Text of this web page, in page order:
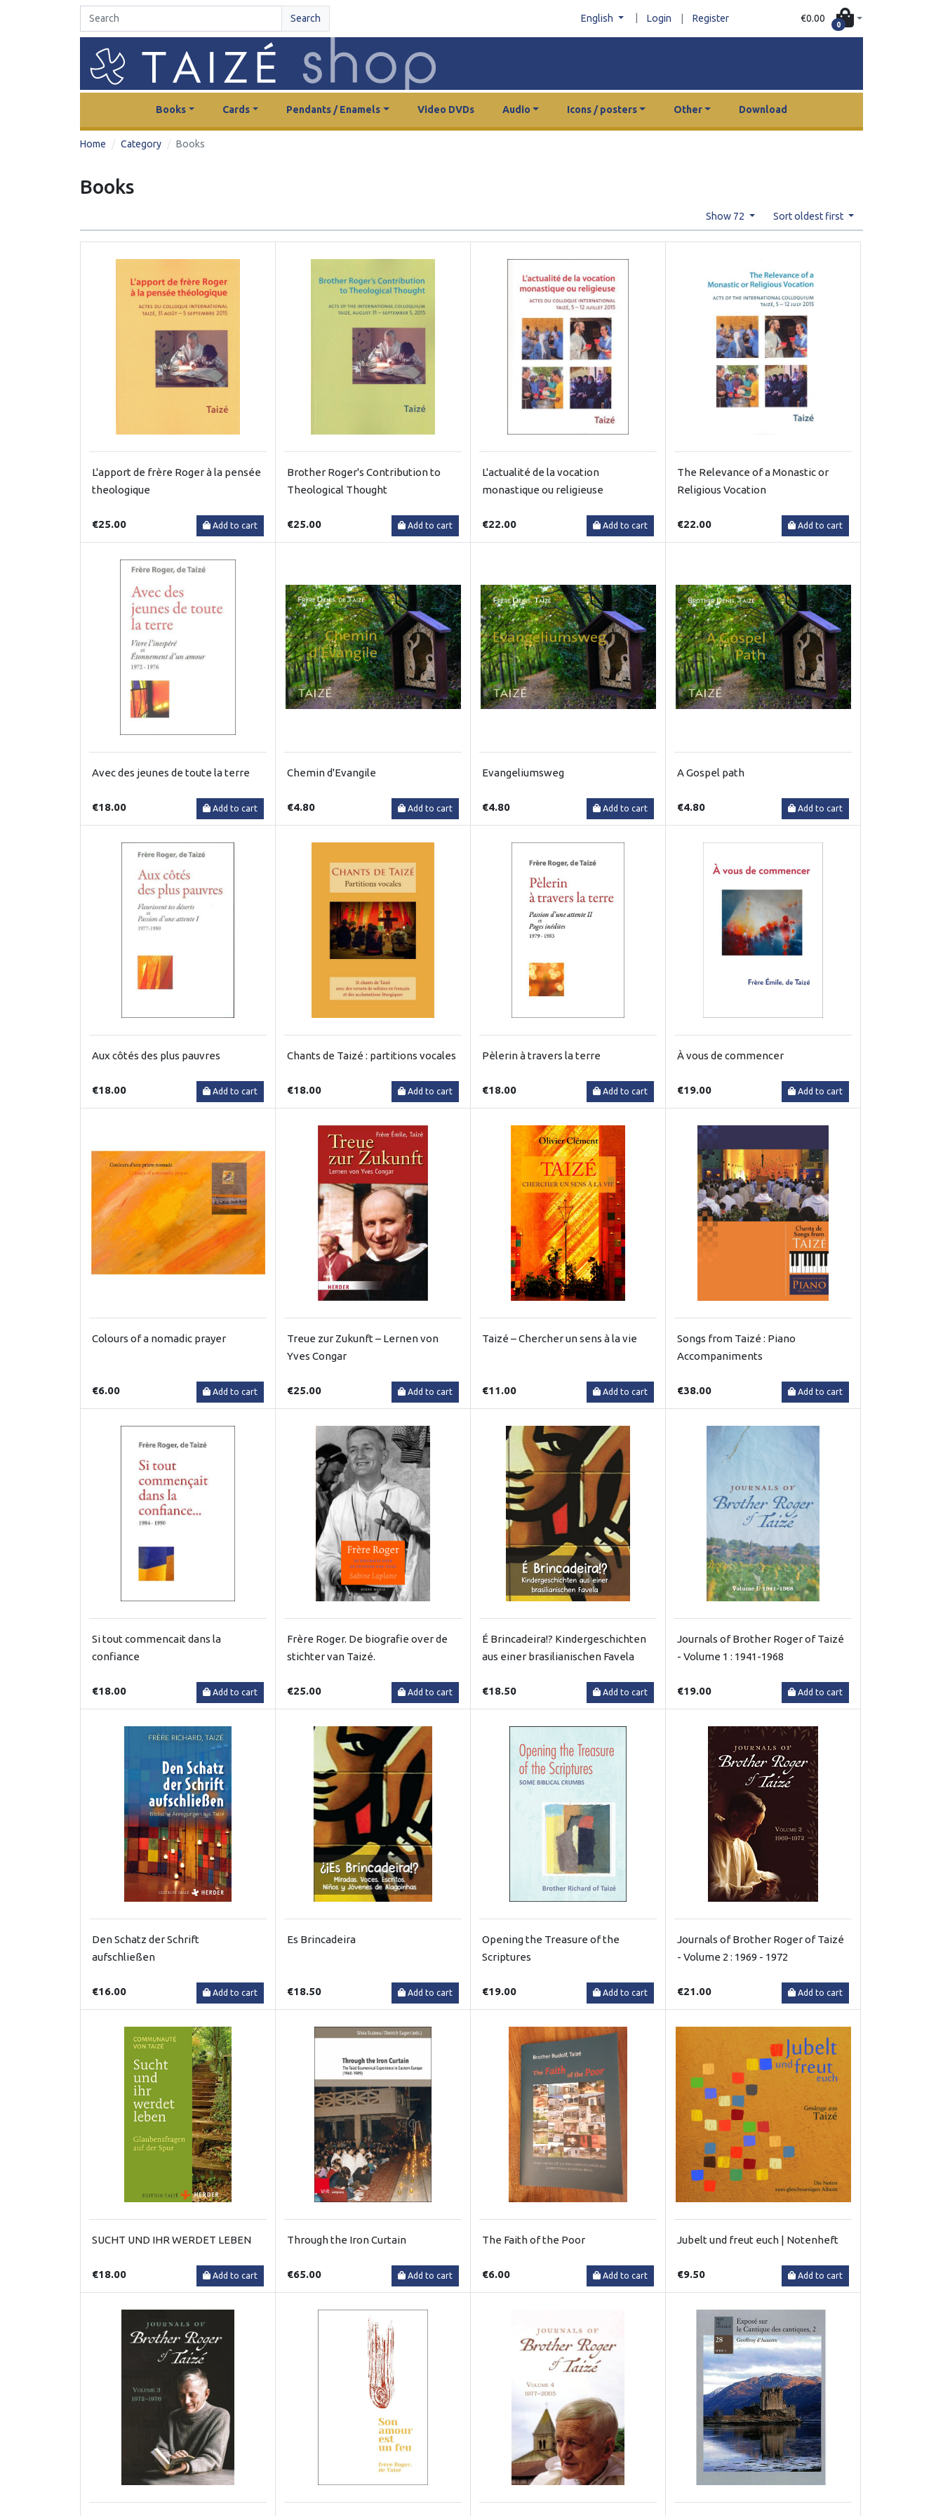
Search English Login Register €0.00
0
Books Cards Pendants / Enamels Video DVDs Audio Icons / posters Other Download
Home Category Books
Books
Show 72 Sort oldest first
L'apport de frère Roger à la pensée
theologique
€25.00 Add to cart
Brother Roger's Contribution to
Theological Thought
€25.00 Add to cart
L'actualité de la vocation
monastique ou religieuse
€22.00 Add to cart
The Relevance of a Monastic or
Religious Vocation
€22.00 Add to cart
Avec des jeunes de toute la terre
€18.00 Add to cart
Chemin d'Evangile
€4.80 Add to cart
Evangeliumsweg
€4.80 Add to cart
A Gospel path
€4.80 Add to cart
Aux côtés des plus pauvres
€18.00 Add to cart
Chants de Taizé : partitions vocales
€18.00 Add to cart
Pèlerin à travers la terre
€18.00 Add to cart
À vous de commencer
€19.00 Add to cart
Colours of a nomadic prayer
€6.00 Add to cart
Treue zur Zukunft – Lernen von
Yves Congar
€25.00 Add to cart
Taizé – Chercher un sens à la vie
€11.00 Add to cart
Songs from Taizé : Piano
Accompaniments
€38.00 Add to cart
Si tout commencait dans la
confiance
€18.00 Add to cart
Frère Roger. De biografie over de
stichter van Taizé.
€25.00 Add to cart
É Brincadeira!? Kindergeschichten
aus einer brasilianischen Favela
€18.50 Add to cart
Journals of Brother Roger of Taizé
- Volume 1 : 1941-1968
€19.00 Add to cart
Den Schatz der Schrift
aufschließen
€16.00 Add to cart
Es Brincadeira
€18.50 Add to cart
Opening the Treasure of the
Scriptures
€19.00 Add to cart
Journals of Brother Roger of Taizé
- Volume 2 : 1969 - 1972
€21.00 Add to cart
SUCHT UND IHR WERDET LEBEN
€18.00 Add to cart
Through the Iron Curtain
€65.00 Add to cart
The Faith of the Poor
€6.00 Add to cart
Jubelt und freut euch | Notenheft
€9.50 Add to cart